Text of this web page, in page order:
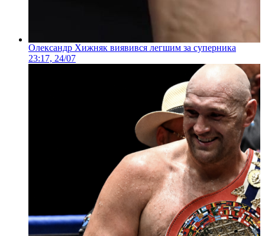
Олександр Хижняк виявився легшим за суперника
23:17, 24/07